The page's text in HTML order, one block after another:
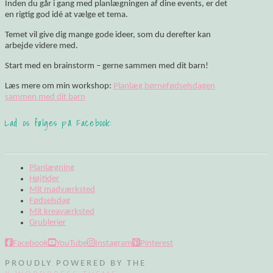
Inden du går i gang med planlægningen af dine events, er det
en rigtig god idé at vælge et tema.
Temet vil give dig mange gode ideer, som du derefter kan
arbejde videre med.
Start med en brainstorm – gerne sammen med dit barn!
Læs mere om min workshop: Planlæg børnefødselsdagen
sammen med dit barn
Lad os følges på Facebook:
Planlægning
Højtider
Mit madværksted
Fødselsdag
Mit kreaværksted
Grublerier
Facebook YouTube Instagram Pinterest
PROUDLY POWERED BY THE